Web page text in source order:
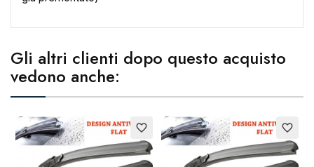
Gli altri clienti dopo questo acquisto
vedono anche:
favorite_border favorite_border